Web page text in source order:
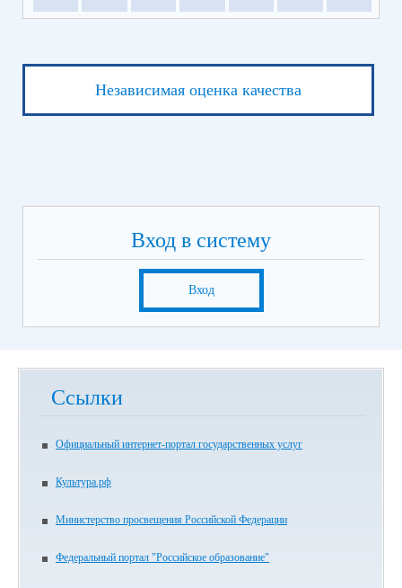
Независимая оценка качества
Вход в систему
Вход
Ссылки
Официальный интернет-портал государственных услуг
Культура.рф
Министерство просвещения Российской Федерации
Федеральный портал "Российское образование"